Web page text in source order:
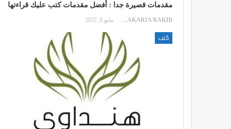
مقدمات قصيرة جدا : أفضل مقدمات كتب عليك قراءتها
ZAKARIA RAKIB مايو 8, 2022
كتب